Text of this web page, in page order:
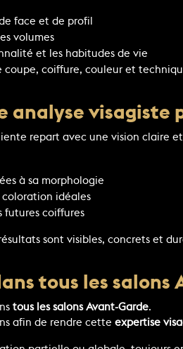
face et de profil
volumes
et les habitudes de vie
coupe, coiffure, couleur et
analyse visagiste
repart avec une vision claire
à sa morphologie
coloration idéales
futures coiffures
sont visibles, concrets et
tous les salons
tous les salons Avant-Garde.
afin de rendre cette expertise